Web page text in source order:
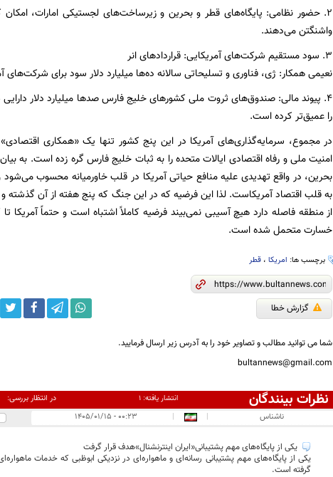
۲. حضور نظامی: پایگاه‌های قطر و بحرین و زیرساخت‌های لجستیکی امارات، امکان
واشنگتن می‌دهند.
۳. سود مستقیم شرکت‌های آمریکایی: قراردادهای انر
نعیمی همکار: ژی، فناوری و تسلیحاتی سالانه ده‌ها میلیارد دلار سود برای شرکت‌های
۴. پیوند مالی: صندوق‌های ثروت ملی کشورهای خلیج فارس صدها میلیارد دلار دارایی
را عمیق‌تر کرده است.
در مجموع، سرمایه‌گذاری‌های آمریکا در این پنج کشور تنها یک «همکاری
امنیت ملی و رفاه اقتصادی ایالات متحده را به ثبات خلیج فارس گره زده است. به
بحرین، در واقع تهدیدی علیه منافع حیاتی آمریکا در قلب خاورمیانه محسوب
به قلب اقتصاد آمریکاست. لذا این فرضیه که در این جنگ که پنج هفته از آن گذشته و
از منطقه فاصله دارد هیچ آسیبی نمی‌بیند فرضیه کاملاً اشتباه است و حتماً آمریکا تا
خسارت متحمل شده است.
برچسب ها: امریکا، قطر
گزارش خطا
شما می توانید مطالب و تصاویر خود را به آدرس زیر ارسال فرمایید.
bultannews@gmail.com
نظرات بینندگان انتشار یافته:۱ در انتظار بررسی:
ناشناس |
| ۰۰:۲۳ - ۱۴۰۵/۰۱/۱۵
یکی از پایگاه‌های مهم پشتیبانی«ایران اینترنشنال»هدف قرار گرفت
یکی از پایگاه‌های مهم پشتیبانی رسانه‌ای و ماهواره‌ای در نزدیکی ابوظبی که خدمات
گرفته است.